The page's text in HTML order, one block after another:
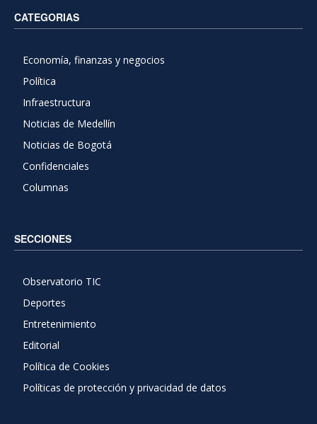
CATEGORIAS
Economía, finanzas y negocios
Política
Infraestructura
Noticias de Medellín
Noticias de Bogotá
Confidenciales
Columnas
SECCIONES
Observatorio TIC
Deportes
Entretenimiento
Editorial
Política de Cookies
Políticas de protección y privacidad de datos